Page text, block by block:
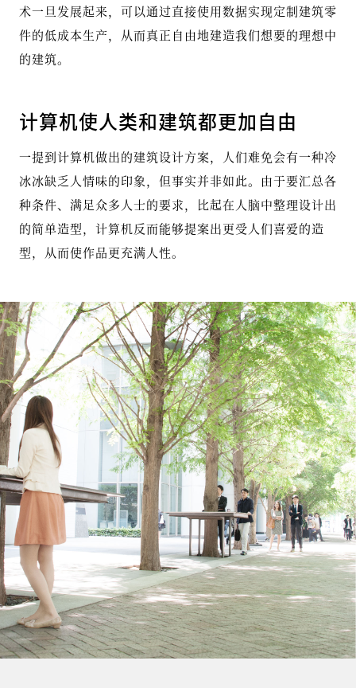
术一旦发展起来，可以通过直接使用数据实现定制建筑零
件的低成本生产，从而真正自由地建造我们想要的理想中
的建筑。
计算机使人类和建筑都更加自由
一提到计算机做出的建筑设计方案，人们难免会有一种冷
冰冰缺乏人情味的印象，但事实并非如此。由于要汇总各
种条件、满足众多人士的要求，比起在人脑中整理设计出
的简单造型，计算机反而能够提案出更受人们喜爱的造
型，从而使作品更充满人性。